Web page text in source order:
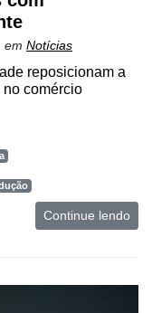
em Notícias
reposicionam a
comércio
Continue lendo